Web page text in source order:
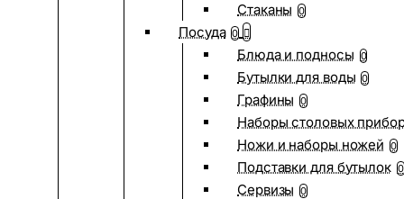
Стаканы 0
Посуда 0
Блюда и подносы 0
Бутылки для воды 0
Графины 0
Наборы столовых
Ножи и наборы ножей 0
Подставки для бутылок 0
Сервизы 0